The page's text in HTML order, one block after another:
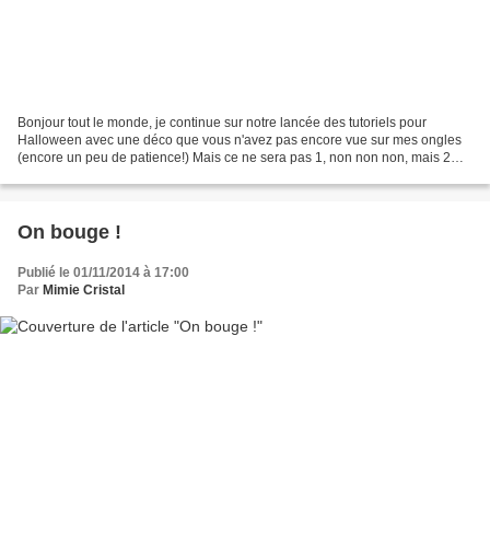
Bonjour tout le monde, je continue sur notre lancée des tutoriels pour
Halloween avec une déco que vous n'avez pas encore vue sur mes ongles
(encore un peu de patience!) Mais ce ne sera pas 1, non non non, mais 2
On bouge !
Publié le 01/11/2014 à 17:00
Par Mimie Cristal